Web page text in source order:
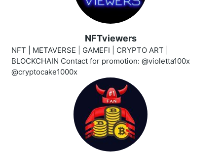
NFTviewers
NFT | METAVERSE | GAMEFI | CRYPTO ART |
BLOCKCHAIN Contact for promotion: @violetta100x
@cryptocake1000x